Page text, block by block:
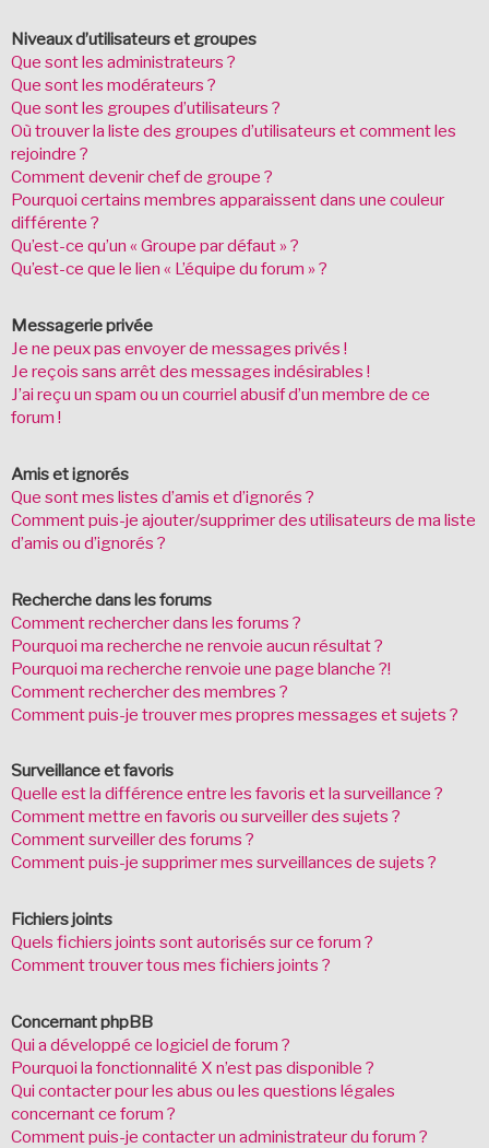
Niveaux d’utilisateurs et groupes
Que sont les administrateurs ?
Que sont les modérateurs ?
Que sont les groupes d’utilisateurs ?
Où trouver la liste des groupes d’utilisateurs et comment les
rejoindre ?
Comment devenir chef de groupe ?
Pourquoi certains membres apparaissent dans une couleur
différente ?
Qu’est-ce qu’un « Groupe par défaut » ?
Qu’est-ce que le lien « L’équipe du forum » ?
Messagerie privée
Je ne peux pas envoyer de messages privés !
Je reçois sans arrêt des messages indésirables !
J’ai reçu un spam ou un courriel abusif d’un membre de ce
forum !
Amis et ignorés
Que sont mes listes d’amis et d’ignorés ?
Comment puis-je ajouter/supprimer des utilisateurs de ma liste
d’amis ou d’ignorés ?
Recherche dans les forums
Comment rechercher dans les forums ?
Pourquoi ma recherche ne renvoie aucun résultat ?
Pourquoi ma recherche renvoie une page blanche ?!
Comment rechercher des membres ?
Comment puis-je trouver mes propres messages et sujets ?
Surveillance et favoris
Quelle est la différence entre les favoris et la surveillance ?
Comment mettre en favoris ou surveiller des sujets ?
Comment surveiller des forums ?
Comment puis-je supprimer mes surveillances de sujets ?
Fichiers joints
Quels fichiers joints sont autorisés sur ce forum ?
Comment trouver tous mes fichiers joints ?
Concernant phpBB
Qui a développé ce logiciel de forum ?
Pourquoi la fonctionnalité X n’est pas disponible ?
Qui contacter pour les abus ou les questions légales
concernant ce forum ?
Comment puis-je contacter un administrateur du forum ?